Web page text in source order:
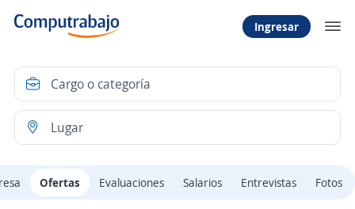
Ingresar
Ofertas Evaluaciones Salarios Entrevistas Fotos